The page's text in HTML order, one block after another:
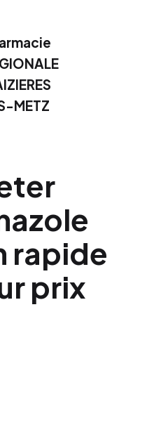
METZ
rapide
prix